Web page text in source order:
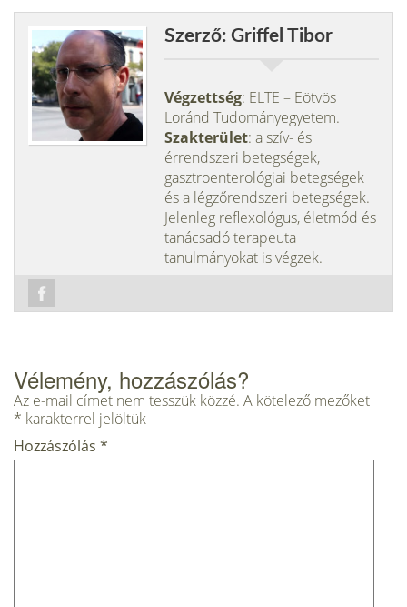
Szerző: Griffel Tibor
Végzettség: ELTE – Eötvös
Loránd Tudományegyetem.
Szakterület: a szív- és
érrendszeri betegségek,
gasztroenterológiai betegségek
és a légzőrendszeri betegségek.
Jelenleg reflexológus, életmód és
tanácsadó terapeuta
tanulmányokat is végzek.
Vélemény, hozzászólás?
Az e-mail címet nem tesszük közzé. A kötelező mezőket
* karakterrel jelöltük
Hozzászólás *